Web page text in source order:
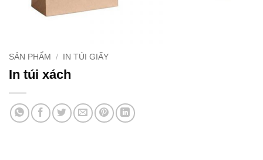
SẢN PHẨM / IN TÚI GIẤY
In túi xách